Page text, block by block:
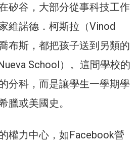
矽谷，大部分從事科技工作
維諾德．柯斯拉（Vinod
布斯，都把孩子送到另類的
School）。這間學校的
分科，而是讓學生一學期學
臘或美國史。
權力中心，如Facebook營